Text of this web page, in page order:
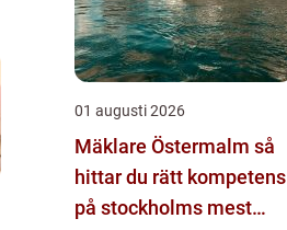
01 augusti 2026
Mäklare Östermalm så
hittar du rätt kompetens
på stockholms mest